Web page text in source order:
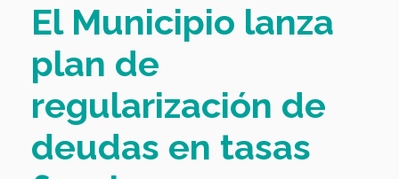
El Municipio lanza
plan de
regularización de
deudas en tasas